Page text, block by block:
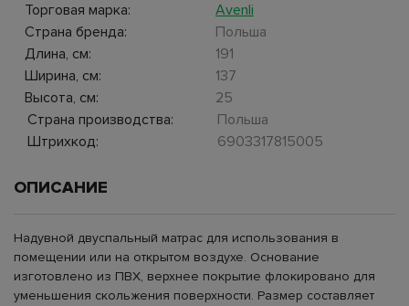
Торговая марка:
Avenli
Страна бренда:
Польша
Длина, см:
191
Ширина, см:
137
Высота, см:
25
Страна производства:
Польша
Штрихкод:
6903317815005
ОПИСАНИЕ
Надувной двуспальный матрас для использования в
помещении или на открытом воздухе. Основание
изготовлено из ПВХ, верхнее покрытие флокировано для
уменьшения скольжения поверхности. Размер составляет